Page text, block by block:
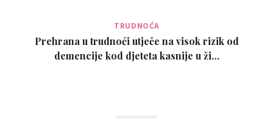
TRUDNOĆA
Prehrana u trudnoći utječe na visok rizik od
demencije kod djeteta kasnije u ži…